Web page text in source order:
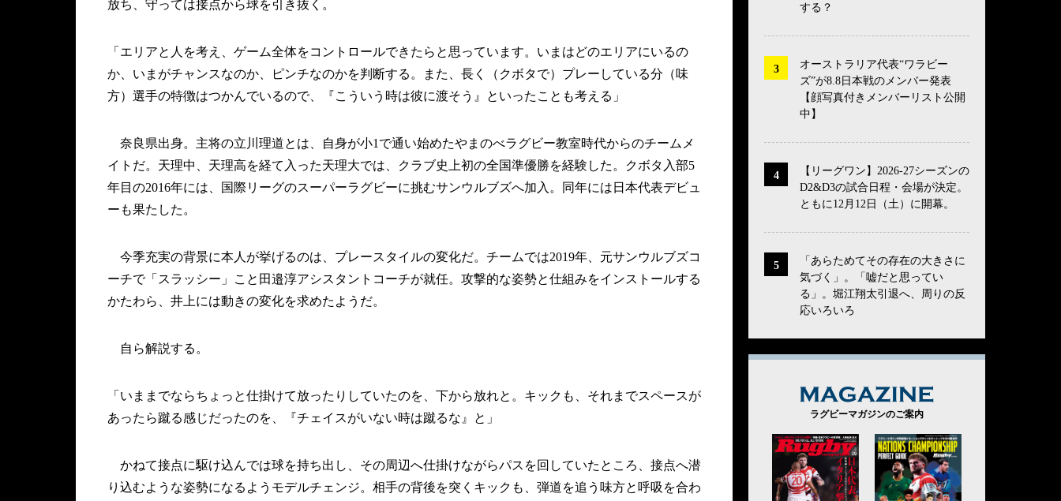
放ち、守っては接点から球を引き抜く。
「エリアと人を考え、ゲーム全体をコントロールできたらと思っています。いまはどのエリアにいるの
か、いまがチャンスなのか、ピンチなのかを判断する。また、長く（クボタで）プレーしている分（味
方）選手の特徴はつかんでいるので、『こういう時は彼に渡そう』といったことも考える」
奈良県出身。主将の立川理道とは、自身が小1で通い始めたやまのべラグビー教室時代からのチームメ
イトだ。天理中、天理高を経て入った天理大では、クラブ史上初の全国準優勝を経験した。クボタ入部5
年目の2016年には、国際リーグのスーパーラグビーに挑むサンウルブズへ加入。同年には日本代表デビュ
ーも果たした。
今季充実の背景に本人が挙げるのは、プレースタイルの変化だ。チームでは2019年、元サンウルブズコ
ーチで「スラッシー」こと田邉淳アシスタントコーチが就任。攻撃的な姿勢と仕組みをインストールする
かたわら、井上には動きの変化を求めたようだ。
自ら解説する。
「いままでならちょっと仕掛けて放ったりしていたのを、下から放れと。キックも、それまでスペースが
あったら蹴る感じだったのを、『チェイスがいない時は蹴るな』と」
かねて接点に駆け込んでは球を持ち出し、その周辺へ仕掛けながらパスを回していたところ、接点へ潜
り込むような姿勢になるようモデルチェンジ。相手の背後を突くキックも、弾道を追う味方と呼吸を合わ
する？
オーストラリア代表“ワラビー
ズ”が8.8日本戦のメンバー発表
【顔写真付きメンバーリスト公開
中】
【リーグワン】2026-27シーズンの
D2&D3の試合日程・会場が決定。
ともに12月12日（土）に開幕。
「あらためてその存在の大きさに
気づく」。「嘘だと思ってい
る」。堀江翔太引退へ、周りの反
応いろいろ
ラグビーマガジンのご案内